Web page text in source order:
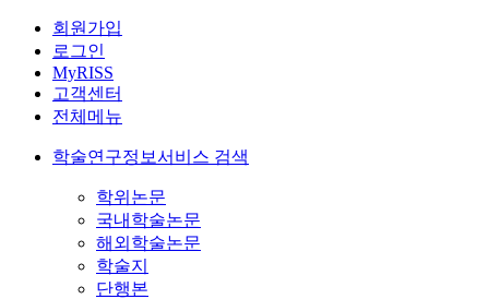
회원가입
로그인
MyRISS
고객센터
전체메뉴
학술연구정보서비스 검색
학위논문
국내학술논문
해외학술논문
학술지
단행본